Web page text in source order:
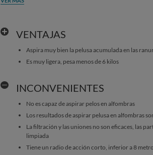
VENTAJAS
Aspira muy bien la pelusa acumulada en las
Es muy ligera, pesa menos de 6 kilos
INCONVENIENTES
No es capaz de aspirar pelos en alfombras
Los resultados de aspirar pelusa en alfombras
La filtración y las uniones no son eficaces, las
limpiada
Tiene un radio de acción corto, inferior a 8